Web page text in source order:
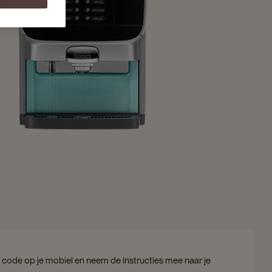
code op je mobiel en neem de instructies mee naar je